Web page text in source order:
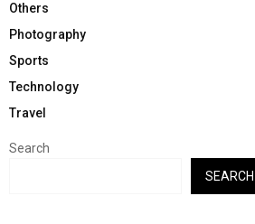
Others
Photography
Sports
Technology
Travel
Search
SEARCH